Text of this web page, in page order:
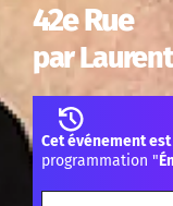
42e Rue
par
Cet événement
programmation "